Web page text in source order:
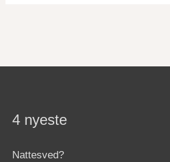
4 nyeste
Nattesved?